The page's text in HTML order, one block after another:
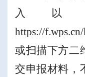
入以
https://
或扫描下方二
交申报材料，